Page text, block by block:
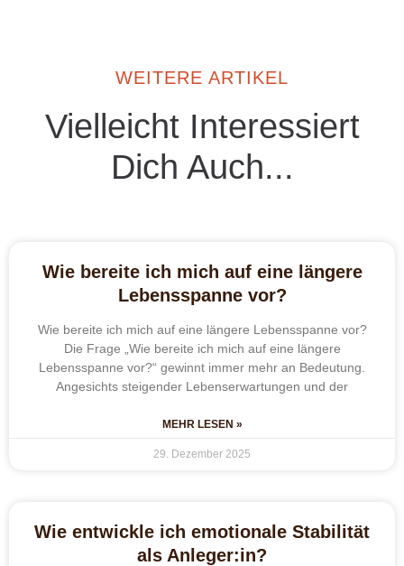
WEITERE ARTIKEL
Vielleicht Interessiert
Dich Auch...
Wie bereite ich mich auf eine längere
Lebensspanne vor?
Wie bereite ich mich auf eine längere Lebensspanne vor?
Die Frage „Wie bereite ich mich auf eine längere
Lebensspanne vor?“ gewinnt immer mehr an Bedeutung.
Angesichts steigender Lebenserwartungen und der
MEHR LESEN »
29. Dezember 2025
Wie entwickle ich emotionale Stabilität
als Anleger:in?